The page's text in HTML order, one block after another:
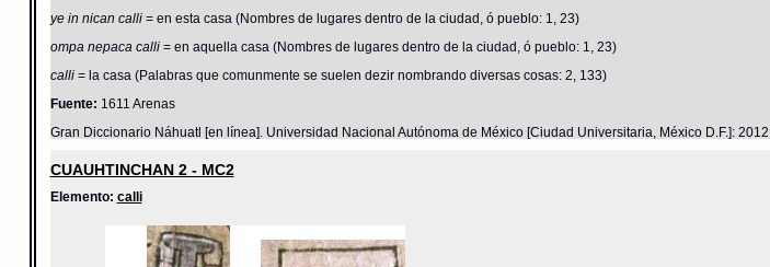
ye in nican calli = en esta casa (Nombres de lugares dentro de la ciudad, ó pueblo: 1, 23)
ompa nepaca calli = en aquella casa (Nombres de lugares dentro de la ciudad, ó pueblo: 1, 23)
calli = la casa (Palabras que comunmente se suelen dezir nombrando diversas cosas: 2, 133)
Fuente: 1611 Arenas
Gran Diccionario Náhuatl [en línea]. Universidad Nacional Autónoma de México [Ciudad Universitaria, México D.F.]:
CUAUHTINCHAN 2 - MC2
Elemento: calli